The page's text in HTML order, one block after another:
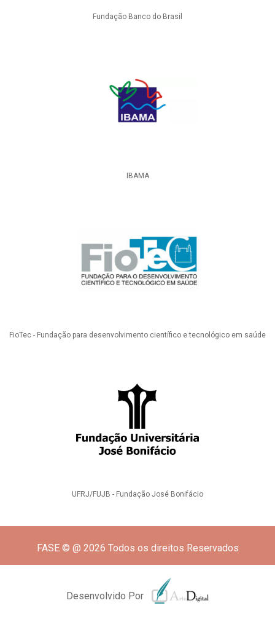
Fundação Banco do Brasil
IBAMA
FioTec - Fundação para desenvolvimento científico e tecnológico em saúde
UFRJ/FUJB - Fundação José Bonifácio
FASE © @ 2026 Todos os direitos Reservados
Desenvolvido Por